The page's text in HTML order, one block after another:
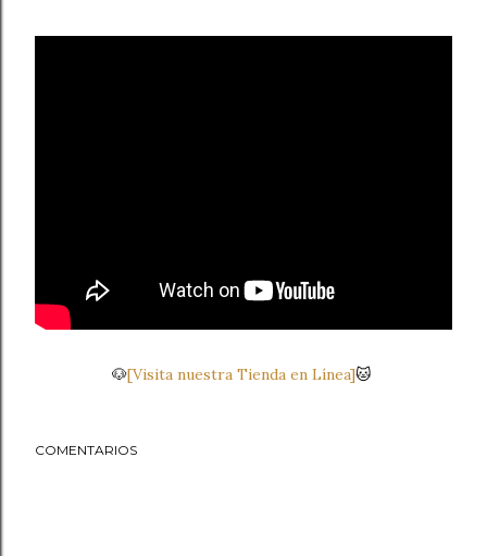
🐶[Visita nuestra Tienda en Línea]🐱
COMENTARIOS